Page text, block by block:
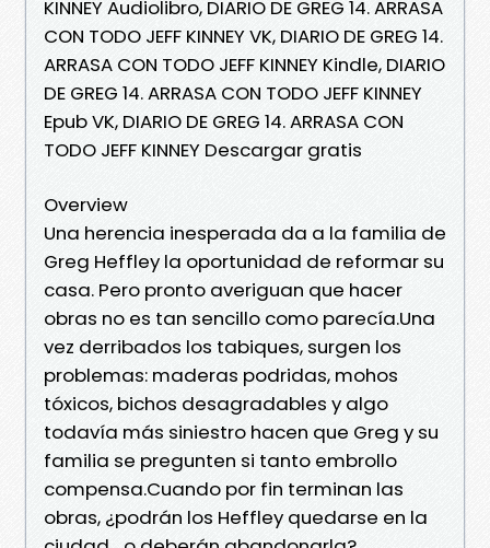
KINNEY Audiolibro, DIARIO DE GREG 14. ARRASA
CON TODO JEFF KINNEY VK, DIARIO DE GREG 14.
ARRASA CON TODO JEFF KINNEY Kindle, DIARIO
DE GREG 14. ARRASA CON TODO JEFF KINNEY
Epub VK, DIARIO DE GREG 14. ARRASA CON
TODO JEFF KINNEY Descargar gratis
Overview
Una herencia inesperada da a la familia de
Greg Heffley la oportunidad de reformar su
casa. Pero pronto averiguan que hacer
obras no es tan sencillo como parecía.Una
vez derribados los tabiques, surgen los
problemas: maderas podridas, mohos
tóxicos, bichos desagradables y algo
todavía más siniestro hacen que Greg y su
familia se pregunten si tanto embrollo
compensa.Cuando por fin terminan las
obras, ¿podrán los Heffley quedarse en la